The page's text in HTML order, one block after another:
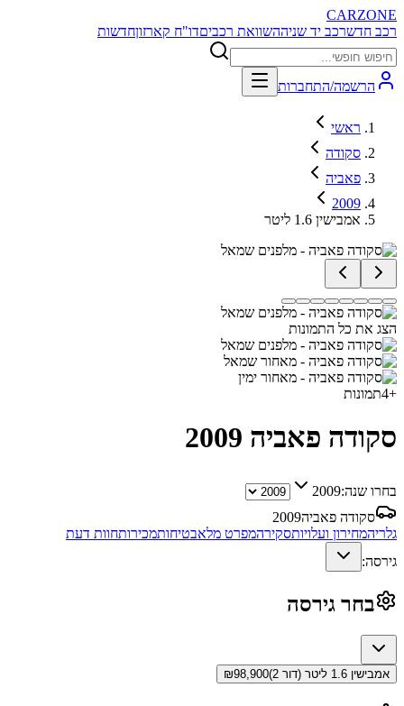
CARZONE
רכב חדשרכב יד שניההשוואת רכביםדו"ח קארזוןחדשות
הרשמה/התחברות
ראשי
סקודה
פאביה
2009
אמבישין 1.6 ליטר
הצג את כל התמונות
+
4תמונות
סקודה פאביה 2009
בחרו שנה:2009
סקודה פאביה2009
גלריהמחירון ועלויותסקירהמפרט מלאבטיחותמכירותחוות דעת
גירסה:
בחר גירסה
אמבישין 1.6 ליטר (דור 2) ₪98,900